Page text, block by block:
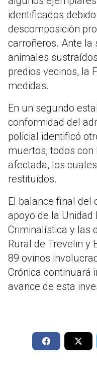
identificados
descomposición
carroñeros. Ante la
animales
predios vecinos, la
medidas.
En un segundo
conformidad del
policial identificó
muertos, todos
afectada, los
restituidos.
El balance final del
apoyo de la Unidad
Criminalística y las
Rural de Trevelin y
89 ovinos
Crónica continuará
avance de esta